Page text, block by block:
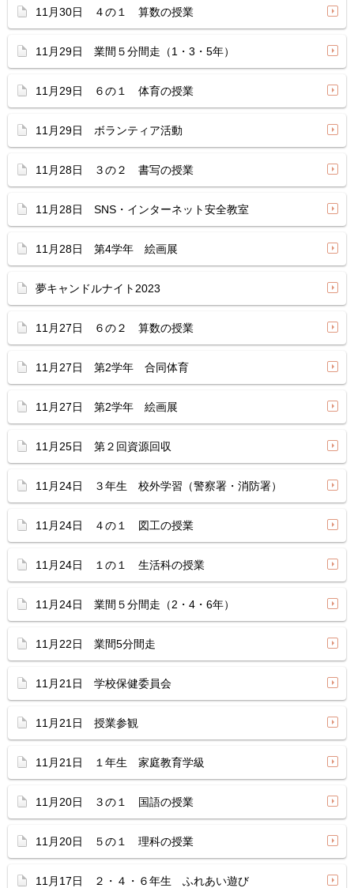
11月30日 ４の１ 算数の授業
11月29日 業間５分間走（1・3・5年）
11月29日 ６の１ 体育の授業
11月29日 ボランティア活動
11月28日 ３の２ 書写の授業
11月28日 SNS・インターネット安全教室
11月28日 第4学年 絵画展
夢キャンドルナイト2023
11月27日 ６の２ 算数の授業
11月27日 第2学年 合同体育
11月27日 第2学年 絵画展
11月25日 第２回資源回収
11月24日 ３年生 校外学習（警察署・消防署）
11月24日 ４の１ 図工の授業
11月24日 １の１ 生活科の授業
11月24日 業間５分間走（2・4・6年）
11月22日 業間5分間走
11月21日 学校保健委員会
11月21日 授業参観
11月21日 １年生 家庭教育学級
11月20日 ３の１ 国語の授業
11月20日 ５の１ 理科の授業
11月17日 ２・４・６年生 ふれあい遊び